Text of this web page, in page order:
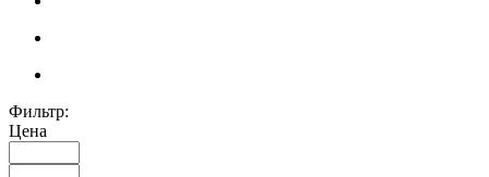
Фильтр:
Цена